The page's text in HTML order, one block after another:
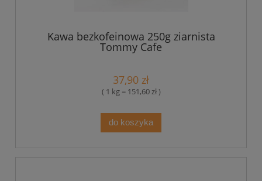
Kawa bezkofeinowa 250g ziarnista
Tommy Cafe
37,90 zł
( 1 kg = 151,60 zł )
do koszyka